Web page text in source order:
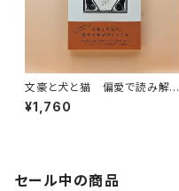
文豪と犬と猫 偏愛で読み解く
日本文学
¥1,760
セール中の商品